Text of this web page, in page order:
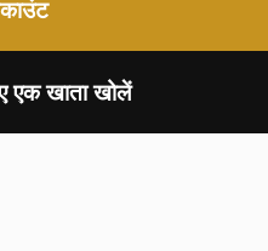
एक खाता खोलें